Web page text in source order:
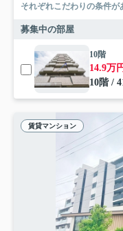
それぞれこだわりの条件
募集中の部屋
10階
14.9万
10階 /
賃貸マンション